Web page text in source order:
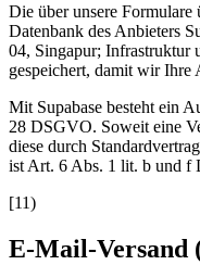
Die über unsere
Datenbank des Anbieters
04, Singapur; Infrastruktur
gespeichert, damit wir Ihre
Mit Supabase besteht ein
28 DSGVO. Soweit eine
diese durch
ist Art. 6 Abs. 1 lit. b und f
[11)
E-Mail-Versand